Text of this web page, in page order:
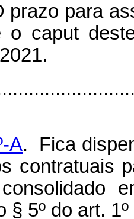
prazo para
o caput
A. Fica
contratuais
§ 5º do art.